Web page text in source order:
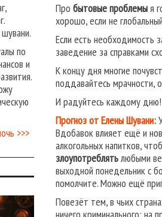
Про бытовые проблемыя
хорошо, если не
Если есть необходимость
заведение за справками
К концу дня многие
поддавайтесь мрачности,
И радуйтесь каждому дню!
Прогноз от Елены Шувани:
Вдобавок влияет ещё и
алкогольных напитков,
злоупотреблятьлюбыми
выходной понедельник с
помолчите. Можно ещё
Повезёт тем, в чьих
по
и
>>>